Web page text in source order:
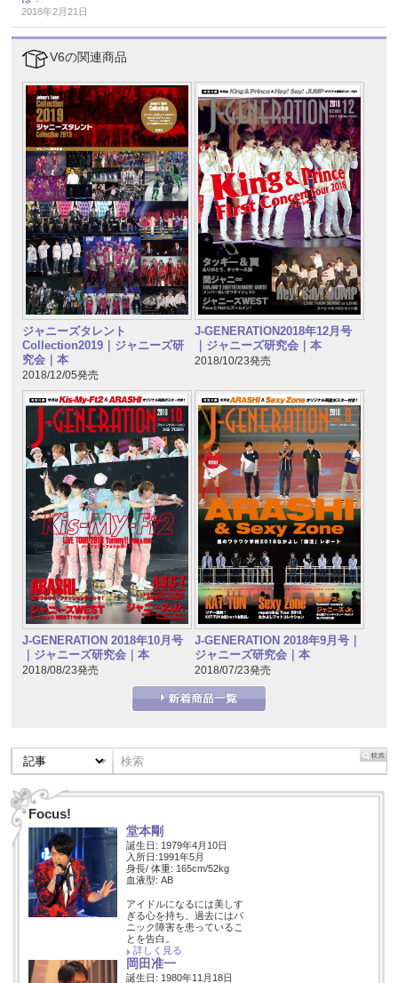
2018年2月21日
V6の関連商品
ジャニーズタレント
Collection2019｜ジャニーズ研
究会｜本
2018/12/05発売
J-GENERATION2018年12月号
｜ジャニーズ研究会｜本
2018/10/23発売
J-GENERATION 2018年10月号
｜ジャニーズ研究会｜本
2018/08/23発売
J-GENERATION 2018年9月号｜
ジャニーズ研究会｜本
2018/07/23発売
Focus!
堂本剛
誕生日: 1979年4月10日
入所日:1991年5月
身長/ 体重: 165cm/52kg
血液型: AB
アイドルになるには美しす
ぎる心を持ち、過去にはパ
ニック障害を患っているこ
とを告白。
詳しく見る
岡田准一
誕生日: 1980年11月18日